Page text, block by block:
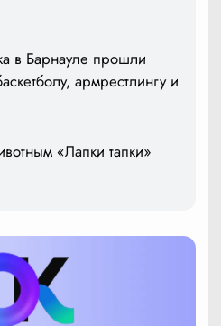
в Барнауле прошли
армрестлингу и
«Лапки тапки»